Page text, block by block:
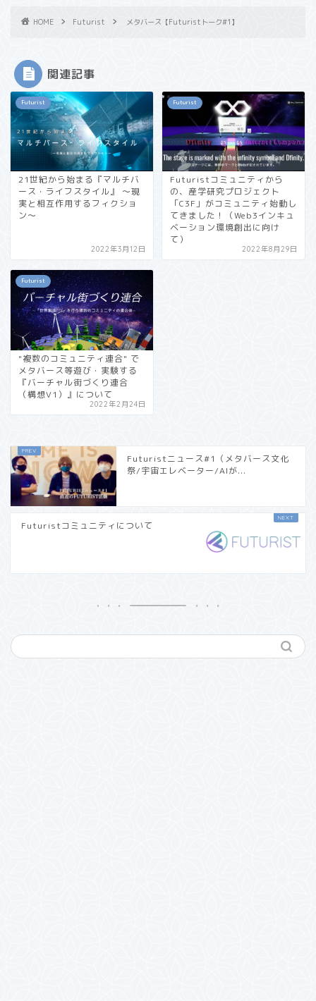
HOME Futurist メタバース【Futuristトーク#1】
関連記事
Futurist
21世紀から始まる『マルチバ
ース・ライフスタイル』 〜現
実と相互作用するフィクショ
ン〜
2022年3月12日
Futurist
Futuristコミュニティから
の、産学研究プロジェクト
「C3F」がコミュニティ始動し
てきました！（Web3インキュ
ベーション環境創出に向け
て）
2022年8月29日
Futurist
"複数のコミュニティ連合" で
メタバース等遊び・実験する
『バーチャル街づくり連合
（構想V1）』について
2022年2月24日
Futuristニュース#1（メタバース文化
祭/宇宙エレベーター/AIが...
Futuristコミュニティについて